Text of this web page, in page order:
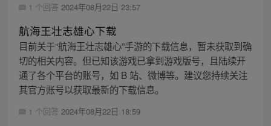
1 个回答 2024年08月22日 23:57
航海王壮志雄心下载
目前关于“航海王壮志雄心”手游的下载信息，暂未获取到确
切的相关内容。但已知该游戏已拿到游戏版号，且陆续开
通了各个平台的账号，如 B 站、微博等。建议您持续关注
其官方账号以获取最新的下载信息。
1 个回答 2024年08月22日 18:59